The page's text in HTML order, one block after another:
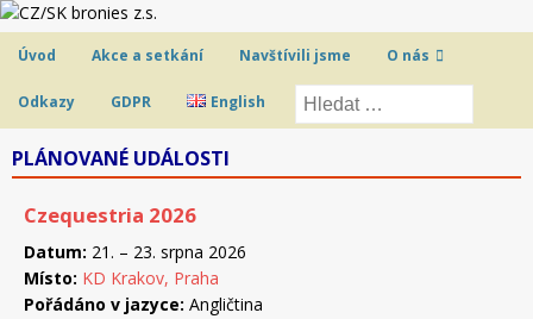
Úvod Akce a setkání Navštívili jsme O nás
Odkazy GDPR English
PLÁNOVANÉ UDÁLOSTI
Czequestria 2026
Datum: 21. – 23. srpna 2026
Místo: KD Krakov, Praha
Pořádáno v jazyce: Angličtina